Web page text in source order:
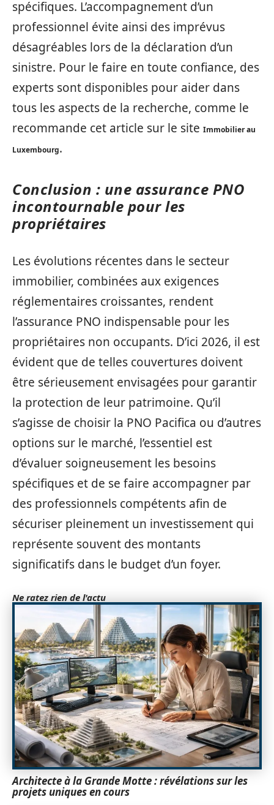
spécifiques. L’accompagnement d’un
professionnel évite ainsi des imprévus
désagréables lors de la déclaration d’un
sinistre. Pour le faire en toute confiance, des
experts sont disponibles pour aider dans
tous les aspects de la recherche, comme le
recommande cet article sur le site Immobilier au
Luxembourg.
Conclusion : une assurance PNO
incontournable pour les
propriétaires
Les évolutions récentes dans le secteur
immobilier, combinées aux exigences
réglementaires croissantes, rendent
l’assurance PNO indispensable pour les
propriétaires non occupants. D’ici 2026, il est
évident que de telles couvertures doivent
être sérieusement envisagées pour garantir
la protection de leur patrimoine. Qu’il
s’agisse de choisir la PNO Pacifica ou d’autres
options sur le marché, l’essentiel est
d’évaluer soigneusement les besoins
spécifiques et de se faire accompagner par
des professionnels compétents afin de
sécuriser pleinement un investissement qui
représente souvent des montants
significatifs dans le budget d’un foyer.
Ne ratez rien de l'actu
Architecte à la Grande Motte : révélations sur les
projets uniques en cours